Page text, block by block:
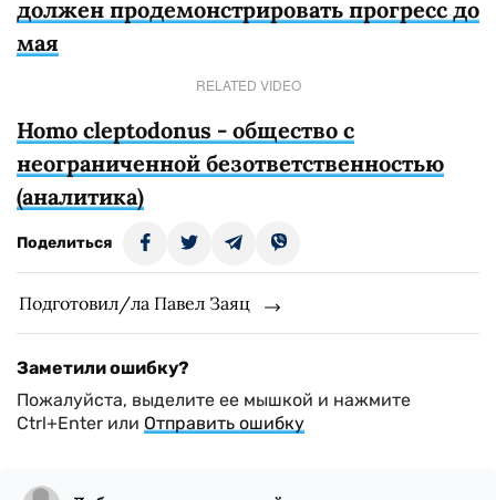
должен продемонстрировать прогресс до
мая
RELATED VIDEO
Homo cleptodonus - общество с
неограниченной безответственностью
(аналитика)
Поделиться
Подготовил/ла Павел Заяц
Заметили ошибку?
Пожалуйста, выделите ее мышкой и нажмите
Ctrl+Enter или Отправить ошибку